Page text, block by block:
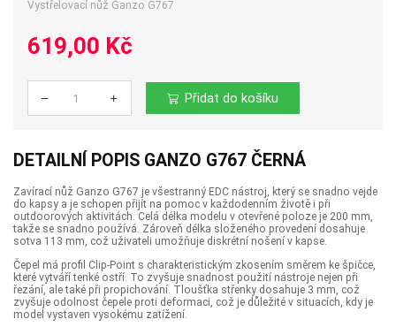
Vystřelovací nůž Ganzo G767
619,00 Kč
Počet Přidat do košíku
DETAILNÍ POPIS GANZO G767 ČERNÁ
Zavírací nůž Ganzo G767 je všestranný EDC nástroj, který se snadno vejde
do kapsy a je schopen přijít na pomoc v každodenním životě i při
outdoorových aktivitách. Celá délka modelu v otevřené poloze je 200 mm,
takže se snadno používá. Zároveň délka složeného provedení dosahuje
sotva 113 mm, což uživateli umožňuje diskrétní nošení v kapse.
Čepel má profil Clip-Point s charakteristickým zkosením směrem ke špičce,
které vytváří tenké ostří. To zvyšuje snadnost použití nástroje nejen při
řezání, ale také při propichování. Tloušťka střenky dosahuje 3 mm, což
zvyšuje odolnost čepele proti deformaci, což je důležité v situacích, kdy je
model vystaven vysokému zatížení.